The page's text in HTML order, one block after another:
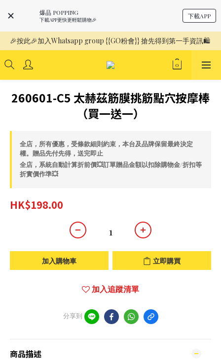
爆品 POPPING
下載APP更快更輕鬆購物🎉 下載APP
260601-C5 太赫茲筋膜挑筋點穴按摩棒
（買一送一）
全店，所有優惠，受條款細則約束，本台及品牌保留最終決定
權。贈品先付先得，送完即止
全店，系統自動計算折前價💥訂單贈品金額以扣除購物金/折扣等
折實價作準💥
HK$198.00
加入購物車 立即購買
加入追蹤清單
分享到
商品描述